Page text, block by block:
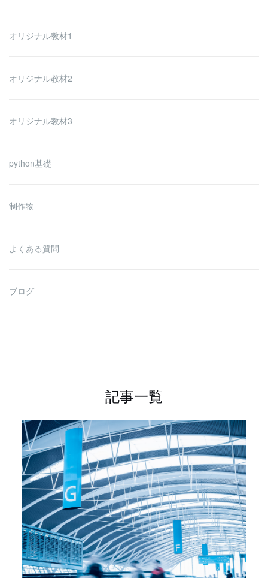
オリジナル教材1
オリジナル教材2
オリジナル教材3
python基礎
制作物
よくある質問
ブログ
記事一覧